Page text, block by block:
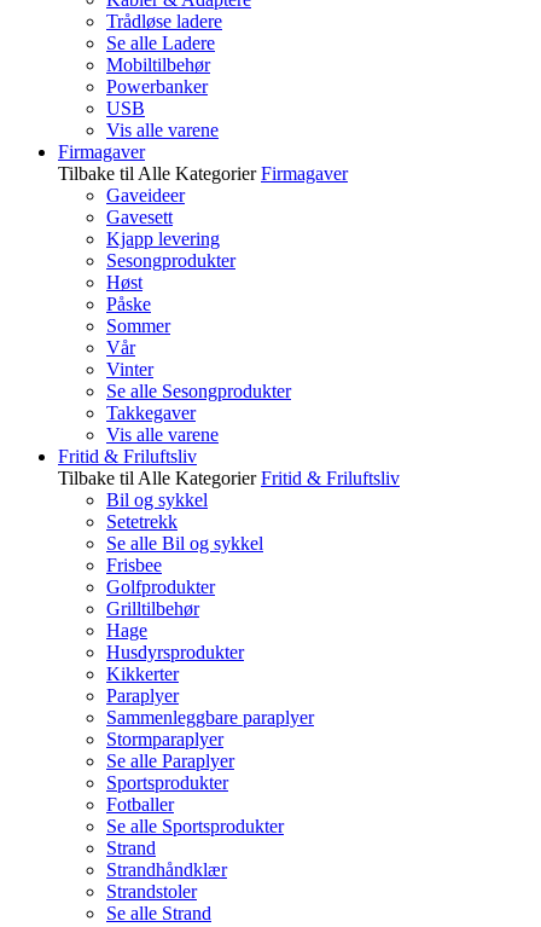
Trådløse ladere
Se alle Ladere
Mobiltilbehør
Powerbanker
USB
Vis alle varene
Firmagaver
Tilbake til Alle Kategorier Firmagaver
Gaveideer
Gavesett
Kjapp levering
Sesongprodukter
Høst
Påske
Sommer
Vår
Vinter
Se alle Sesongprodukter
Takkegaver
Vis alle varene
Fritid & Friluftsliv
Tilbake til Alle Kategorier Fritid & Friluftsliv
Bil og sykkel
Setetrekk
Se alle Bil og sykkel
Frisbee
Golfprodukter
Grilltilbehør
Hage
Husdyrsprodukter
Kikkerter
Paraplyer
Sammenleggbare paraplyer
Stormparaplyer
Se alle Paraplyer
Sportsprodukter
Fotballer
Se alle Sportsprodukter
Strand
Strandhåndklær
Strandstoler
Se alle Strand